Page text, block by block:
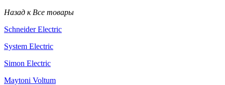
Назад к Все товары
Schneider Electric
System Electric
Simon Electric
Maytoni Voltum